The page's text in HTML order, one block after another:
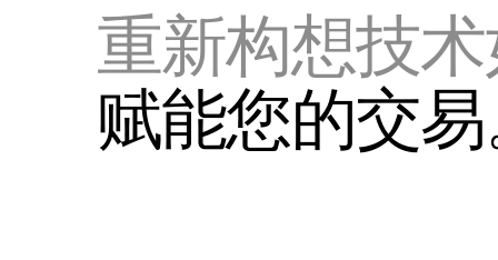
重新构想技
赋能您的交